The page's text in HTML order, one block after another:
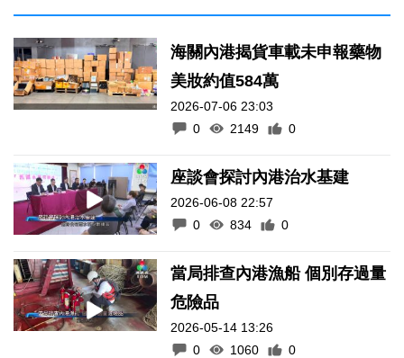
海關內港揭貨車載未申報藥物
美妝約值584萬
2026-07-06 23:03
0
2149 0
座談會探討內港治水基建
2026-06-08 22:57
0
834 0
當局排查內港漁船 個別存過量
危險品
2026-05-14 13:26
0
1060 0